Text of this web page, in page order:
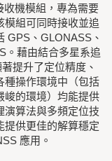
收機模組，專為需要
模組可同時接收並追
GPS、GLONASS、
。藉由結合多星系追
提升了定位精度、
種操作環境中（包括
峻的環境）均能提供
演算法與多頻定位技
提供更佳的解算穩定
應用。